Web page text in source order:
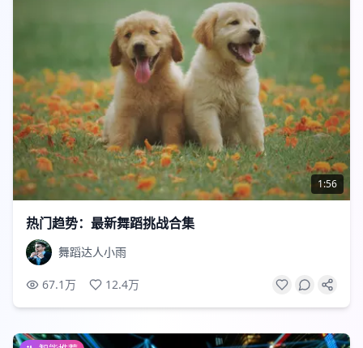
1:56
热门趋势：最新舞蹈挑战合集
舞蹈达人小雨
67.1万 12.4万